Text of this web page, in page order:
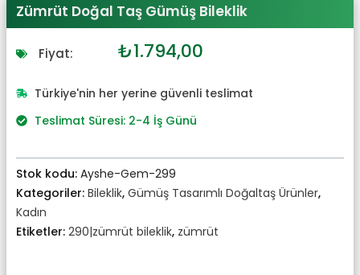
Zümrüt Doğal Taş Gümüş Bileklik
Fiyat: Orijinal
₺1.973,00.
₺1.794,00
fiyat:
Türkiye'nin her yerine güvenli teslimat
Teslimat Süresi: 2-4 İş Günü
Stok kodu: Ayshe-Gem-299
Kategoriler: Bileklik, Gümüş Tasarımlı Doğaltaş Ürünler,
Kadın
Etiketler: 290|zümrüt bileklik, zümrüt